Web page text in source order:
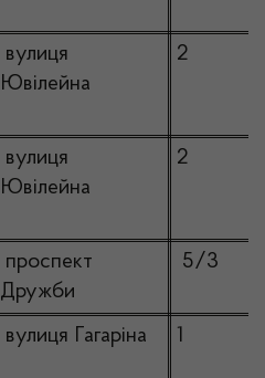
вулиця
Ювілейна
2
вулиця
Ювілейна
2
проспект
Дружби
5/3
вулиця Гагаріна 1